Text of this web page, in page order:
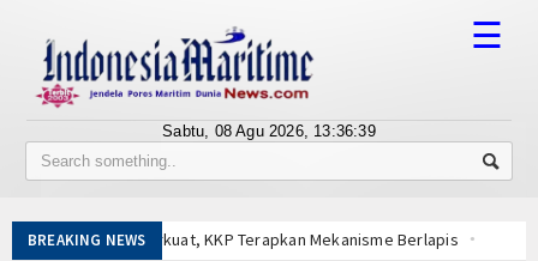
Tentang Kami
Berita
☰
Sabtu, 08 Agu 2026, 13:36:39
BREAKING NEWS
KKP Terapkan Mekanisme Berlapis